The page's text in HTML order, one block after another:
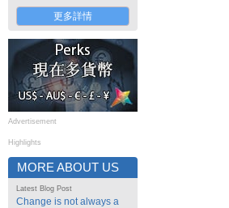
更多詳情
Advertisement
Highlights
MORE ABOUT US
Latest Blog Post
Change is not always a